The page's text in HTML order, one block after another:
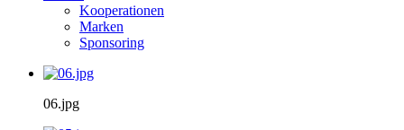
Kooperationen
Marken
Sponsoring
06.jpg